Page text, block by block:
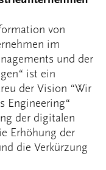
von
im
und der
ist ein
der Vision “Wir
Engineering“
der digitalen
Erhöhung der
die Verkürzung